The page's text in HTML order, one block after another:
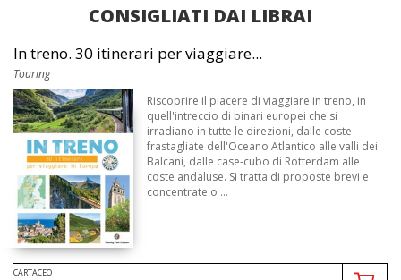
CONSIGLIATI DAI LIBRAI
In treno. 30 itinerari per viaggiare...
Touring
Riscoprire il piacere di viaggiare in treno, in
quell'intreccio di binari europei che si
irradiano in tutte le direzioni, dalle coste
frastagliate dell'Oceano Atlantico alle valli dei
Balcani, dalle case-cubo di Rotterdam alle
coste andaluse. Si tratta di proposte brevi e
concentrate o ...
CARTACEO